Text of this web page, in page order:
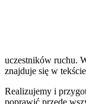
uczestników ruchu.
znajduje się w
Realizujemy i
poprawić przede